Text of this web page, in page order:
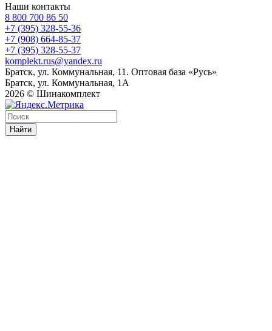
Наши контакты
8 800 700 86 50
+7 (395) 328-55-36
+7 (908) 664-85-37
+7 (395) 328-55-37
komplekt.rus@yandex.ru
Братск, ул. Коммунальная, 11. Оптовая база «Русь»
Братск, ул. Коммунальная, 1А
2026 © Шинакомплект
Найти